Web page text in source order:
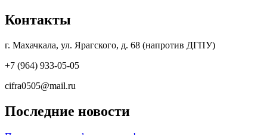
Контакты
г. Махачкала, ул. Ярагского, д. 68 (напротив ДГПУ)
+7 (964) 933-05-05
cifra0505@mail.ru
Последние новости